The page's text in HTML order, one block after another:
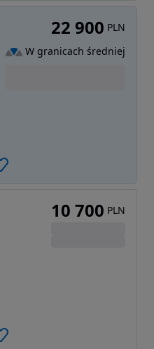
22 900 PLN
W granicach średniej
10 700 PLN